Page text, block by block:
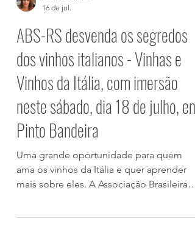
16 de jul.
ABS-RS desvenda os segredos
dos vinhos italianos - Vinhas e
Vinhos da Itália, com imersão
neste sábado, dia 18 de julho, em
Pinto Bandeira
Uma grande oportunidade para quem